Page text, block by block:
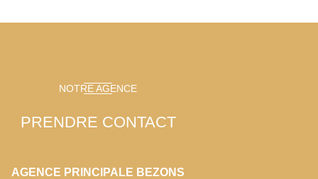
NOTRE AGENCE
PRENDRE CONTACT
AGENCE PRINCIPALE BEZONS